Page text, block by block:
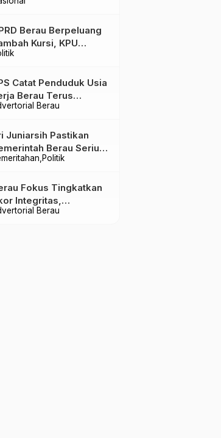
Teratai
Berau Berpeluang
Kursi, KPU
Acuannya UU
Berau
Catat Penduduk Usia
Berau Terus
Dua Tahun
Politik
Juniarsih Pastikan
Berau Serius
Reboisasi dan
Berau
Fokus Tingkatkan
Integritas,
KPK Jadi